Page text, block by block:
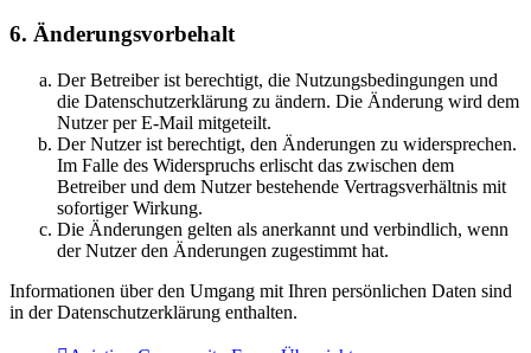
6. Änderungsvorbehalt
Der Betreiber ist berechtigt, die Nutzungsbedingungen und
die Datenschutzerklärung zu ändern. Die Änderung wird dem
Nutzer per E-Mail mitgeteilt.
Der Nutzer ist berechtigt, den Änderungen zu widersprechen.
Im Falle des Widerspruchs erlischt das zwischen dem
Betreiber und dem Nutzer bestehende Vertragsverhältnis mit
sofortiger Wirkung.
Die Änderungen gelten als anerkannt und verbindlich, wenn
der Nutzer den Änderungen zugestimmt hat.
Informationen über den Umgang mit Ihren persönlichen Daten sind
in der Datenschutzerklärung enthalten.